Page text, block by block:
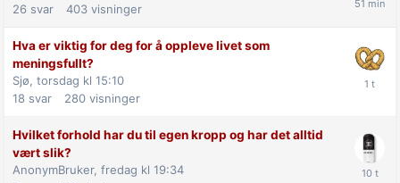
26 svar 403 visninger
Hva er viktig for deg for å oppleve livet som
meningsfullt?
Sjø, torsdag kl 15:10
18 svar 280 visninger
Hvilket forhold har du til egen kropp og har det alltid
vært slik?
AnonymBruker, fredag kl 19:34